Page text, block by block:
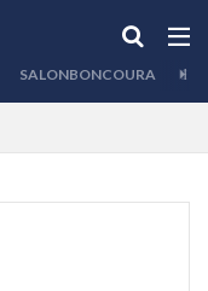
SALONBONCOURA